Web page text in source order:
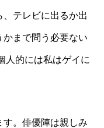
テレビに出るか出
まで問う必要ない
人的には私はゲイに
。俳優陣は親しみ